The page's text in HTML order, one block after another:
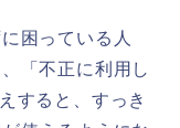
困っている人
「不正に利用し
すると、すっき